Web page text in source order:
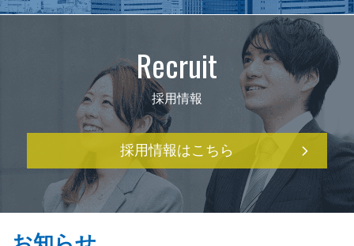
Recruit
採用情報
採用情報はこちら